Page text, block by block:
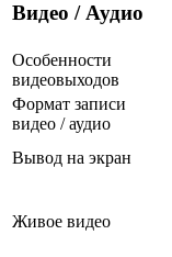
Видео / Аудио
Особенности
видеовыходов
Формат записи
видео / аудио
Вывод на экран
Живое видео